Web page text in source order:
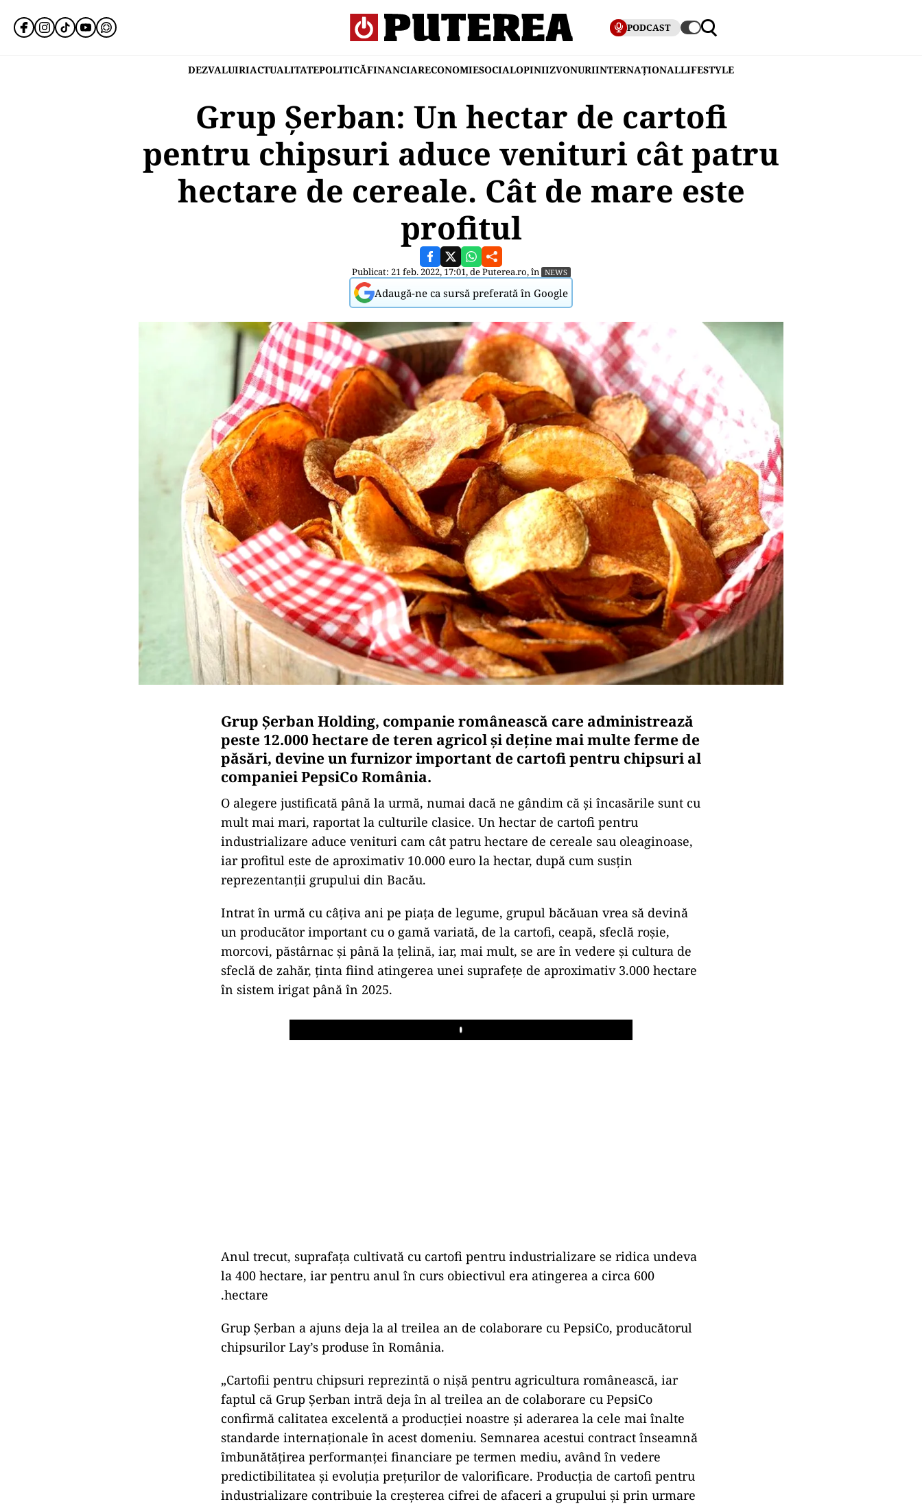
PODCAST
DEZVALUIRIACTUALITATEPOLITICĂFINANCIARECONOMIESOCIALOPINIIZVONURIINTERNAȚIONALLIFESTYLE
Grup Șerban: Un hectar de cartofi
pentru chipsuri aduce venituri cât patru
hectare de cereale. Cât de mare este
profitul
Publicat: 21 feb. 2022, 17:01, dePuterea.ro, în NEWS
Adaugă-ne ca sursă preferată în Google
Grup Șerban Holding, companie românească care administrează
peste 12.000 hectare de teren agricol și deține mai multe ferme de
păsări, devine un furnizor important de cartofi pentru chipsuri al
companiei PepsiCo România.
O alegere justificată până la urmă, numai dacă ne gândim că și încasările sunt cu
mult mai mari, raportat la culturile clasice. Un hectar de cartofi pentru
industrializare aduce venituri cam cât patru hectare de cereale sau oleaginoase,
iar profitul este de aproximativ 10.000 euro la hectar, după cum susțin
reprezentanții grupului din Bacău.
Intrat în urmă cu câțiva ani pe piața de legume, grupul băcăuan vrea să devină
un producător important cu o gamă variată, de la cartofi, ceapă, sfeclă roșie,
morcovi, păstârnac și până la țelină, iar, mai mult, se are în vedere și cultura de
sfeclă de zahăr, ținta fiind atingerea unei suprafețe de aproximativ 3.000 hectare
în sistem irigat până în 2025.
Play
Anul trecut, suprafața cultivată cu cartofi pentru industrializare se ridica undeva
la 400 hectare, iar pentru anul în curs obiectivul era atingerea a circa 600
.hectare
Grup Șerban a ajuns deja la al treilea an de colaborare cu PepsiCo, producătorul
chipsurilor Lay’s produse în România.
„Cartofii pentru chipsuri reprezintă o nișă pentru agricultura românească, iar
faptul că Grup Șerban intră deja în al treilea an de colaborare cu PepsiCo
confirmă calitatea excelentă a producției noastre și aderarea la cele mai înalte
standarde internaționale în acest domeniu. Semnarea acestui contract înseamnă
îmbunătățirea performanței financiare pe termen mediu, având în vedere
predictibilitatea și evoluția prețurilor de valorificare. Producția de cartofi pentru
industrializare contribuie la creșterea cifrei de afaceri a grupului și prin urmare